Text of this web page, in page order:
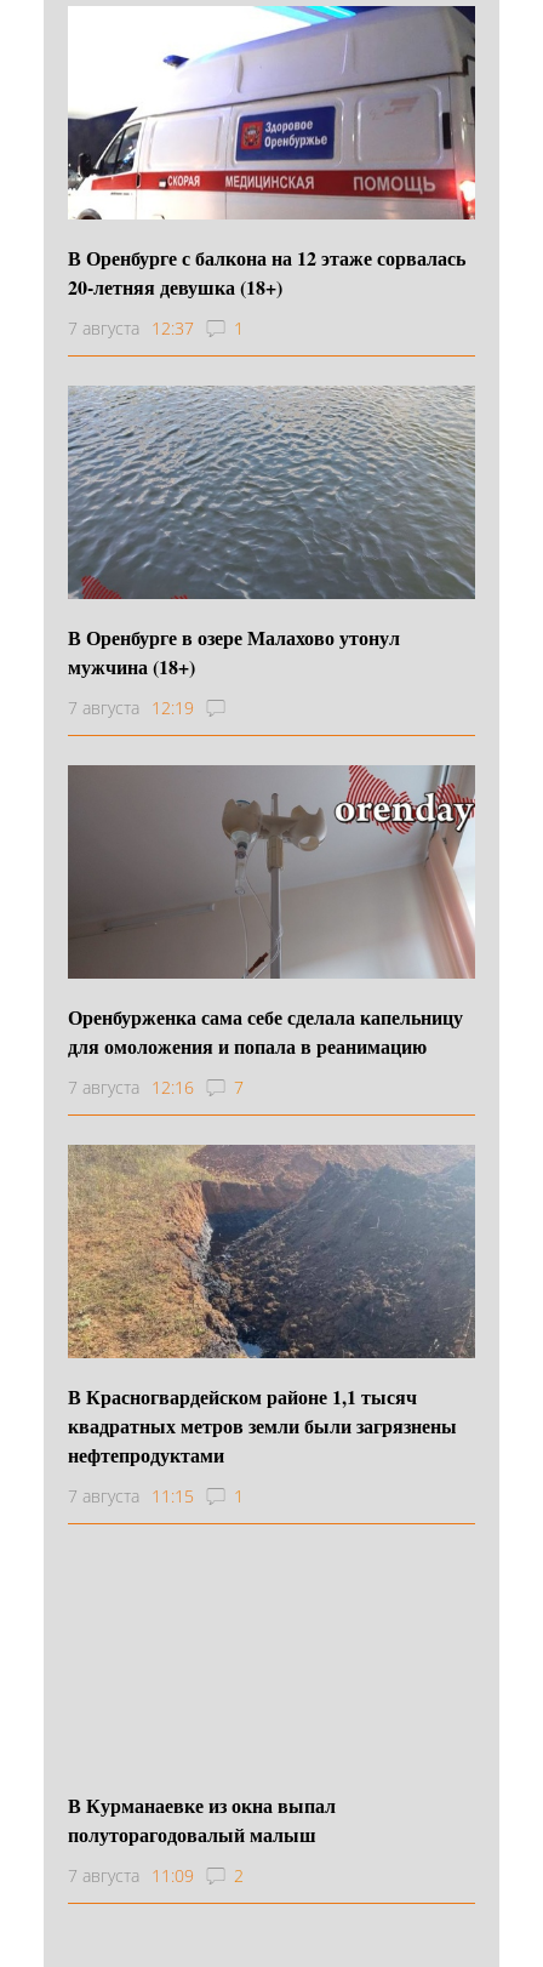
В Оренбурге с балкона на 12 этаже сорвалась
20-летняя девушка (18+)
7 августа 12:37 1
В Оренбурге в озере Малахово утонул
мужчина (18+)
7 августа 12:19
Оренбурженка сама себе сделала капельницу
для омоложения и попала в реанимацию
7 августа 12:16 7
В Красногвардейском районе 1,1 тысяч
квадратных метров земли были загрязнены
нефтепродуктами
7 августа 11:15 1
В Курманаевке из окна выпал
полуторагодовалый малыш
7 августа 11:09 2